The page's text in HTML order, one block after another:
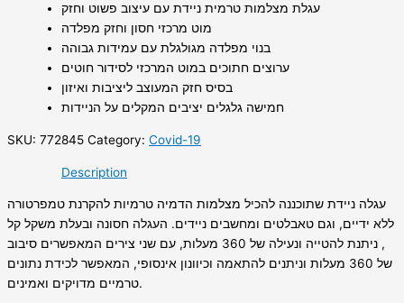
עגלת מצלמות טרמית ניידת עם עיצוב פשוט וחזק
מוט מרכזי חסון וחזק מפלדה
בנוי מפלדה מגולגלת עם עמידות גבוהה
ערוצים חתוכים במוט המרכזי לסידור חוטים
בסיס חזק המעוצב ליציבות ואיזון
חמישה גלגלים יציבים המקלים על הניידות
SKU: 772845 Category: Covid-19
Description
עגלה ניידת שתוכננה להכיל מצלמות הדמיה טרמיות להקרנת טמפרטורה
ללא ידיים, וגם טאבלטים ומחשבים ניידים. העגלה חסונה ובעלת משקל קל
, ניתנת להטייה ונעילה של 360 מעלות, עם שני צירים המאפשרים סיבוב
של 360 מעלות וניתנים להתאמה וכיוונון אינסופי, המאפשר לכידת נתונים
טרמיים מדויקים ואמינים.